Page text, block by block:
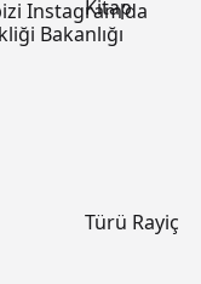
Instagram’da
Kitap
Bakanlığı
Türü Rayiç